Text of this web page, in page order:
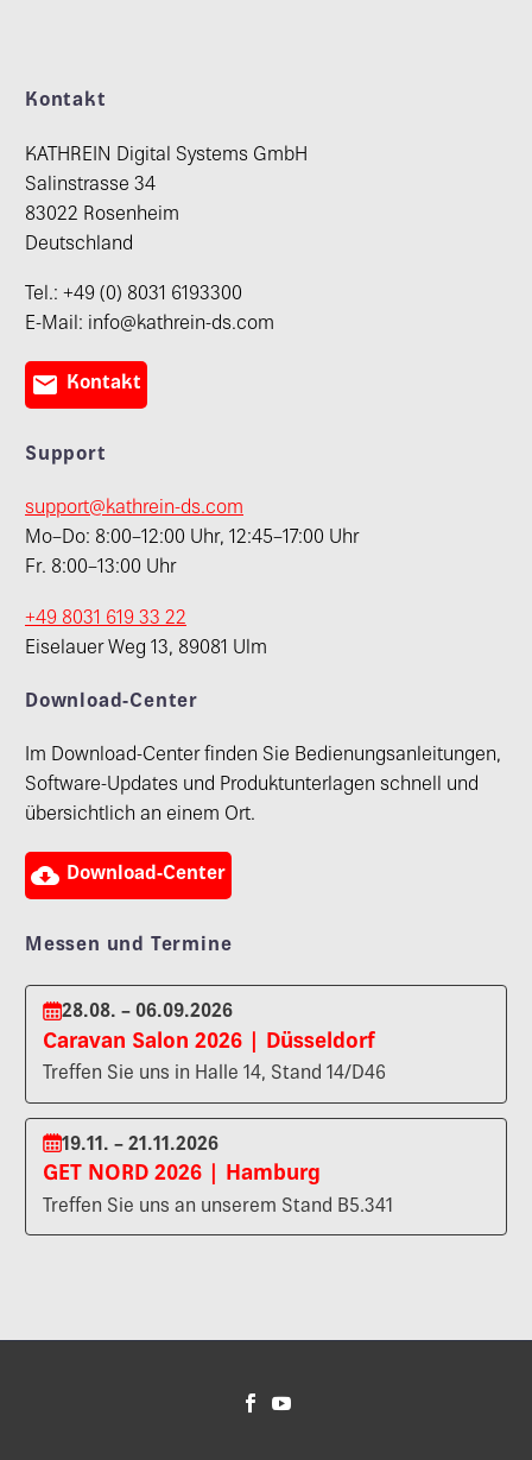
Kontakt
KATHREIN Digital Systems GmbH
Salinstrasse 34
83022 Rosenheim
Deutschland
Tel.: +49 (0) 8031 6193300
E-Mail: info@kathrein-ds.com
 Kontakt
Support
support@kathrein-ds.com
Mo–Do: 8:00–12:00 Uhr, 12:45–17:00 Uhr
Fr. 8:00–13:00 Uhr
+49 8031 619 33 22
Eiselauer Weg 13, 89081 Ulm
Download-Center
Im Download-Center finden Sie Bedienungsanleitungen,
Software-Updates und Produktunterlagen schnell und
übersichtlich an einem Ort.
 Download-Center
Messen und Termine
28.08. – 06.09.2026
Caravan Salon 2026 | Düsseldorf
Treffen Sie uns in Halle 14, Stand 14/D46
19.11. – 21.11.2026
GET NORD 2026 | Hamburg
Treffen Sie uns an unserem Stand B5.341